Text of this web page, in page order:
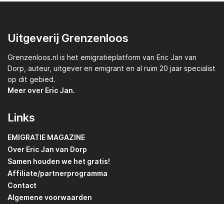
Uitgeverij Grenzenloos
Grenzenloos.nl is het emigratieplatform van Eric Jan van
Dorp, auteur, uitgever en emigrant en al ruim 20 jaar specialist
op dit gebied.
Meer over Eric Jan.
Links
EMIGRATIE MAGAZINE
Over Eric Jan van Dorp
Samen houden we het gratis!
Affiliate/partnerprogramma
Contact
Algemene voorwaarden